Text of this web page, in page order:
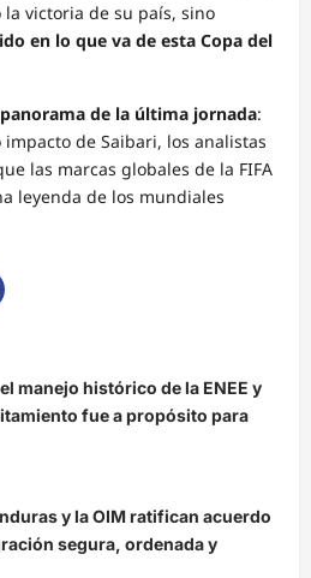
victoria de su país, sino
en lo que va de esta Copa del
de la última jornada:
de Saibari, los analistas
las marcas globales de la FIFA
leyenda de los mundiales
manejo histórico de la ENEE y
fue a propósito para
y la OIM ratifican acuerdo
segura, ordenada y